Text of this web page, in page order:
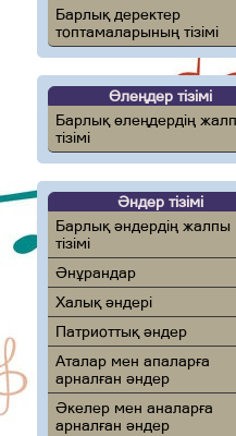
Барлық деректер
топтамаларының тізімі
Өлеңдер тізімі
Барлық өлеңдердің
тізімі
Әндер тізімі
Барлық әндердің жалпы
тізімі
Әнұрандар
Халық әндері
Патриоттық әндер
Аталар мен апаларға
арналған әндер
Әкелер мен аналарға
арналған әндер